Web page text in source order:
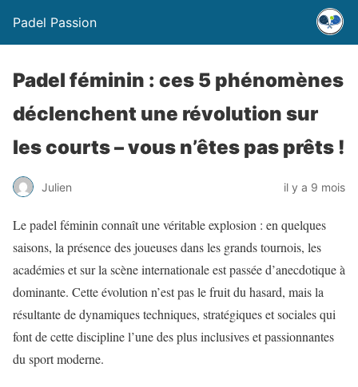
Padel Passion
Padel féminin : ces 5 phénomènes
déclenchent une révolution sur
les courts – vous n’êtes pas prêts !
Julien il y a 9 mois
Le padel féminin connaît une véritable explosion : en quelques
saisons, la présence des joueuses dans les grands tournois, les
académies et sur la scène internationale est passée d’anecdotique à
dominante. Cette évolution n’est pas le fruit du hasard, mais la
résultante de dynamiques techniques, stratégiques et sociales qui
font de cette discipline l’une des plus inclusives et passionnantes
du sport moderne.